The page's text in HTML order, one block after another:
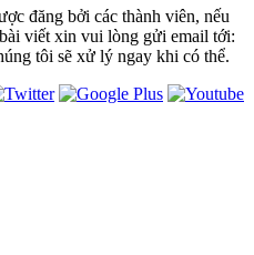
đăng bởi các thành viên, nếu
viết xin vui lòng gửi email tới:
tôi sẽ xử lý ngay khi có thể.